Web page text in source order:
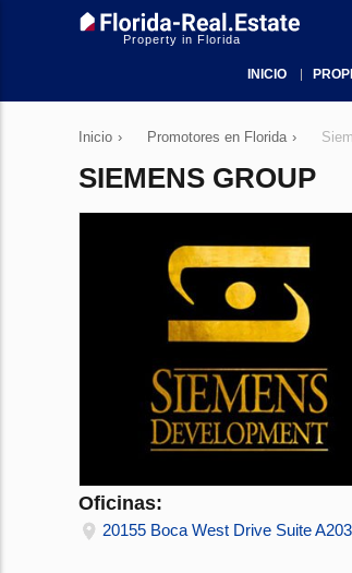
Property in Florida
INICIO
Inicio › Promotores en Florida ›
SIEMENS GROUP
Oficinas:
20155 Boca West Drive Suite